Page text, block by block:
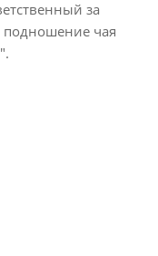
за
подношение чая